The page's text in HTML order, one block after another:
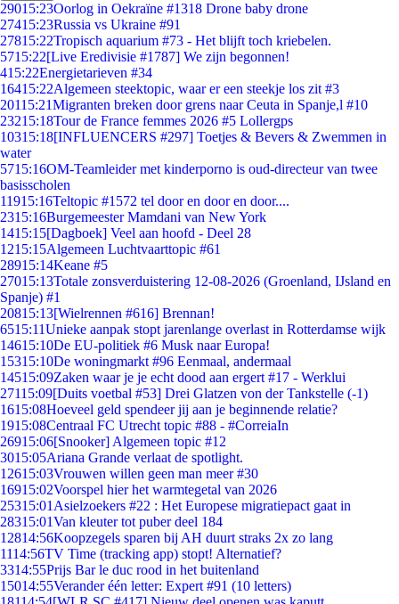
29015:23Oorlog in Oekraïne #1318 Drone baby drone
27415:23Russia vs Ukraine #91
27815:22Tropisch aquarium #73 - Het blijft toch kriebelen.
5715:22[Live Eredivisie #1787] We zijn begonnen!
415:22Energietarieven #34
16415:22Algemeen steektopic, waar er een steekje los zit #3
20115:21Migranten breken door grens naar Ceuta in Spanje,l #10
23215:18Tour de France femmes 2026 #5 Lollergps
10315:18[INFLUENCERS #297] Toetjes & Bevers & Zwemmen in
water
5715:16OM-Teamleider met kinderporno is oud-directeur van twee
basisscholen
11915:16Teltopic #1572 tel door en door en door....
2315:16Burgemeester Mamdani van New York
1415:15[Dagboek] Veel aan hoofd - Deel 28
1215:15Algemeen Luchtvaarttopic #61
28915:14Keane #5
27015:13Totale zonsverduistering 12-08-2026 (Groenland, IJsland en
Spanje) #1
20815:13[Wielrennen #616] Brennan!
6515:11Unieke aanpak stopt jarenlange overlast in Rotterdamse wijk
14615:10De EU-politiek #6 Musk naar Europa!
15315:10De woningmarkt #96 Eenmaal, andermaal
14515:09Zaken waar je je echt dood aan ergert #17 - Werklui
27115:09[Duits voetbal #53] Drei Glatzen von der Tankstelle (-1)
1615:08Hoeveel geld spendeer jij aan je beginnende relatie?
1915:08Centraal FC Utrecht topic #88 - #CorreiaIn
26915:06[Snooker] Algemeen topic #12
3015:05Ariana Grande verlaat de spotlight.
12615:03Vrouwen willen geen man meer #30
16915:02Voorspel hier het warmtegetal van 2026
25315:01 Asielzoekers #22 : Het Europese migratiepact gaat in
28315:01Van kleuter tot puber deel 184
12814:56Koopzegels sparen bij AH duurt straks 2x zo lang
1114:56TV Time (tracking app) stopt! Alternatief?
3314:55Prijs Bar le duc rood in het buitenland
15014:55Verander één letter: Expert #91 (10 letters)